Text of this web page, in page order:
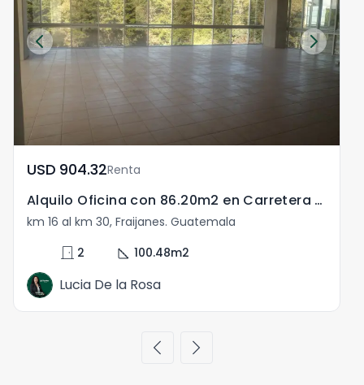
USD	904.32Renta
Alquilo Oficina con 86.20m2 en Carretera El Salvador
km 16 al km 30, Fraijanes. Guatemala
door_front 2 square_foot 100.48m2
Lucia De la Rosa
chevron_left chevron_right